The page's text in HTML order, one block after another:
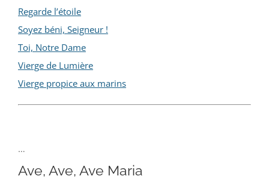
Regarde l’étoile
Soyez béni, Seigneur !
Toi, Notre Dame
Vierge de Lumière
Vierge propice aux marins
…
Ave, Ave, Ave Maria